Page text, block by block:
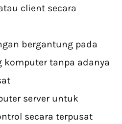
client secara
bergantung pada
komputer tanpa adanya
server untuk
secara terpusat